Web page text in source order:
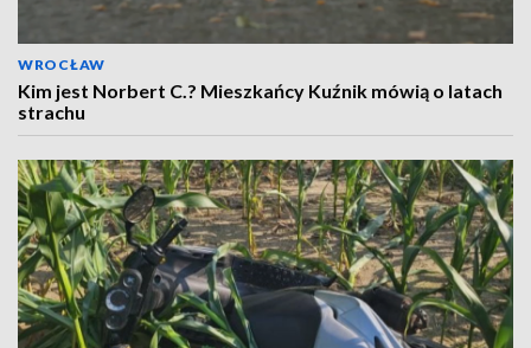
WROCŁAW
Kim jest Norbert C.? Mieszkańcy Kuźnik mówią o latach
strachu